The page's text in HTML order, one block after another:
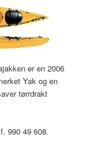
er en 2006
Yak og en
tørrdrakt
990 49 608.